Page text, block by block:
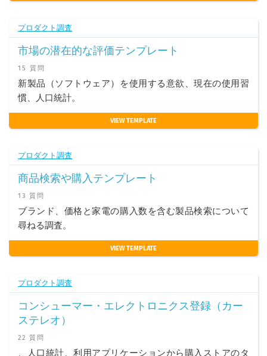
プロダクト調査
市場の潜在的な評価テンプレート
15 質問
新製品（ソフトウェア）を使用する意欲、現在の使用習
慣、人口統計。
VIEW TEMPLATE
プロダクト調査
商品検索や購入テンプレート
13 質問
ブランド、価格と家電の購入数を含む製品検索について
尋ねる調査。
VIEW TEMPLATE
プロダクト調査
コンシューマー・エレクトロニクス登録（カー
ステレオ）
22 質問
、人口統計、利用アプリケーションから購入ストアのタ